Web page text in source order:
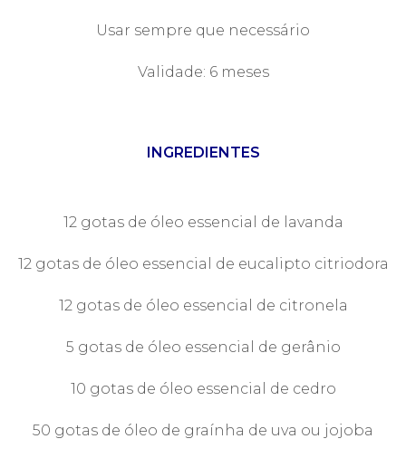
Usar sempre que necessário
Validade: 6 meses
INGREDIENTES
12 gotas de óleo essencial de lavanda
12 gotas de óleo essencial de eucalipto citriodora
12 gotas de óleo essencial de citronela
5 gotas de óleo essencial de gerânio
10 gotas de óleo essencial de cedro
50 gotas de óleo de graínha de uva ou jojoba